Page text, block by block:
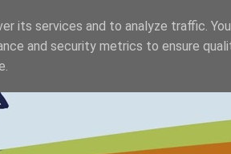
its services and to analyze traffic.
and security metrics to ensure